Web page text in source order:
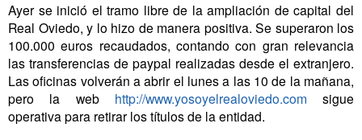
Ayer se inició el tramo libre de la ampliación de capital del
Real Oviedo, y lo hizo de manera positiva. Se superaron los
100.000 euros recaudados, contando con gran relevancia
las transferencias de paypal realizadas desde el extranjero.
Las oficinas volverán a abrir el lunes a las 10 de la mañana,
pero la web http://www.yosoyelrealoviedo.com sigue
operativa para retirar los títulos de la entidad.